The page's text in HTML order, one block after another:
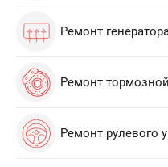
Ремонт
Ремонт
Ремонт рулевого